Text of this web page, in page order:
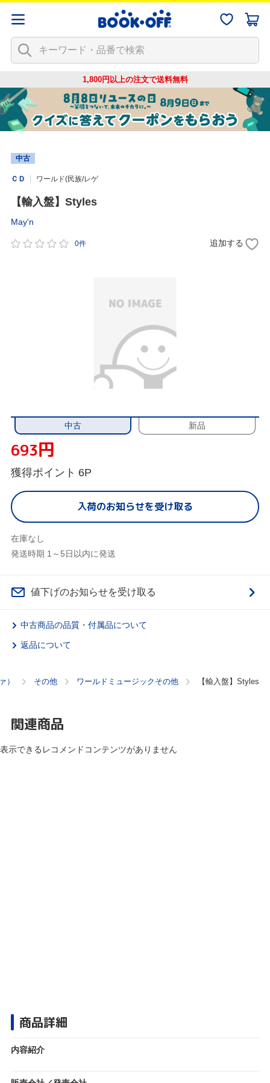
1,800円以上の注文で送料無料
中古
ＣＤ ワールド(民族/レゲ
【輸入盤】Styles
May'n
0件 追加する
中古 新品
693円
獲得ポイント 6P
入荷のお知らせを受け取る
在庫なし
発送時期 1～5日以内に発送
値下げのお知らせを受け取る
中古商品の品質・付属品について
返品について
） その他 ワールドミュージックその他 【輸入盤】Styles
関連商品
表示できるレコメンドコンテンツがありません
商品詳細
内容紹介